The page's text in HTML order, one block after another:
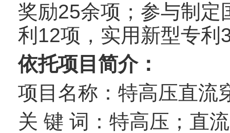
奖励25余项；参与制定
利12项，实用新型专利
依托项目简介：
项目名称：特高压直流
关 键 词：特高压；直